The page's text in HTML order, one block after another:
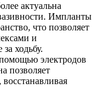
актуальна
Импланты
что позволяет
и
ходьбу.
электродов
позволяет